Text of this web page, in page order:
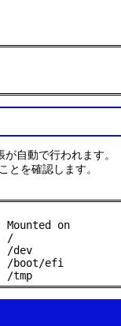
自動で行われます。
とを確認します。
on
/
dev
/boot/efi
tmp